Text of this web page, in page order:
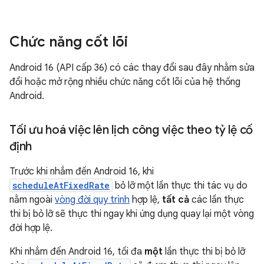
Chức năng cốt lõi
Android 16 (API cấp 36) có các thay đổi sau đây nhằm sửa
đổi hoặc mở rộng nhiều chức năng cốt lõi của hệ thống
Android.
Tối ưu hoá việc lên lịch công việc theo tỷ lệ cố
định
Trước khi nhắm đến Android 16, khi
scheduleAtFixedRate
bỏ lỡ một lần thực thi tác vụ do
nằm ngoài vòng đời quy trình hợp lệ, tất cả các lần thực
thi bị bỏ lỡ sẽ thực thi ngay khi ứng dụng quay lại một vòng
đời hợp lệ.
Khi nhắm đến Android 16, tối đa một lần thực thi bị bỏ lỡ